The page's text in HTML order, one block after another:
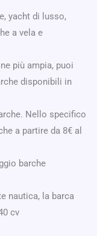
yacht di lusso,
a vela e
più ampia, puoi
disponibili in
Nello specifico
a partire da 8€ al
barche
nautica, la barca
cv